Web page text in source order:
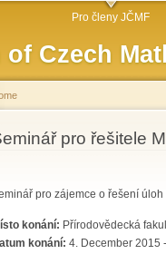
of Czech
Pro členy JČMF
are herepro řešitele
pro zájemce o řešení
konání: Přírodovědecká
konání: 4. December 2015